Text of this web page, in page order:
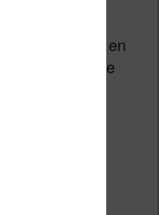
met le paquet en
audio depuis le
il y a de la
marché à